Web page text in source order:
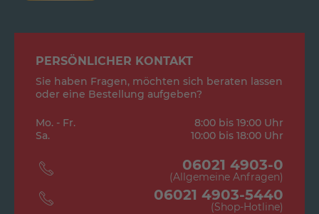
PERSÖNLICHER KONTAKT
Sie haben Fragen, möchten sich beraten lassen
oder eine Bestellung aufgeben?
Mo. - Fr.
8:00 bis 19:00 Uhr
Sa.
10:00 bis 18:00 Uhr
06021 4903-0
(Allgemeine Anfragen)
06021 4903-5440
(Shop-Hotline)